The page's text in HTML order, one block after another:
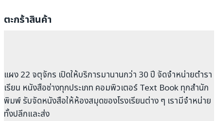
ตะกร้าสินค้า
แผง 22 จตุจักร เปิดให้บริการมานานกว่า 30 ปี จัดจำหน่ายตำรา
เรียน หนังสือช่างทุกประเภท คอมพิวเตอร์ Text Book ทุกสำนัก
พิมพ์ รับจัดหนังสือให้ห้องสมุดของโรงเรียนต่าง ๆ เรามีจำหน่าย
ทั้งปลีกและส่ง